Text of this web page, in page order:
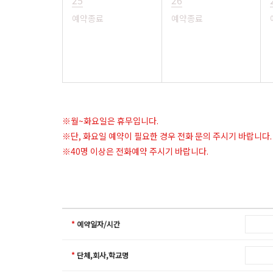
예약종료 예약종료
※월~화요일은 휴무입니다.
※단, 화요일 예약이 필요한 경우 전화 문의 주시기 바랍니다.
※40명 이상은 전화예약 주시기 바랍니다.
* 예약일자/시간
* 단체,회사,학교명